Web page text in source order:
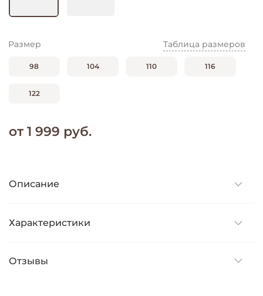
Таблица размеров
Размер
98 104 110 116
122
от 1 999 руб.
Описание
Характеристики
Отзывы